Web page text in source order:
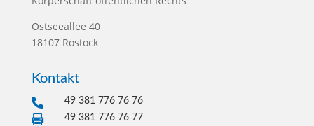
Ostseeallee 40
18107 Rostock
Kontakt
 49 381 776 76 76
 49 381 776 76 77